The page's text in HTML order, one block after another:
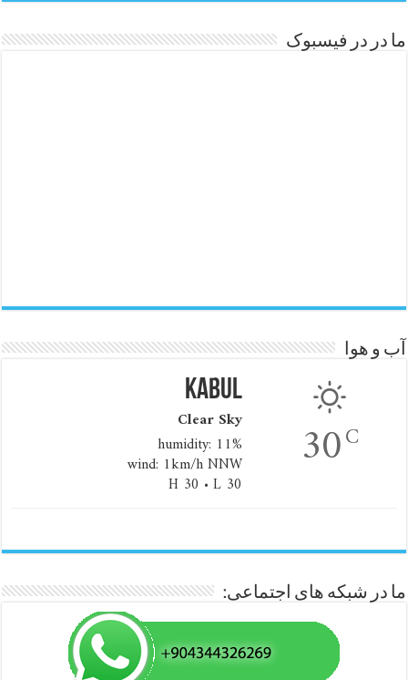
ما در در فیسبوک
آب و هوا
30C
Kabul
Clear Sky
humidity: 11%
wind: 1km/h NNW
H 30 • L 30
ما در شبکه های اجتماعی: